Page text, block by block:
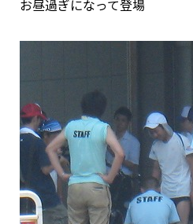
お昼過ぎになって登場